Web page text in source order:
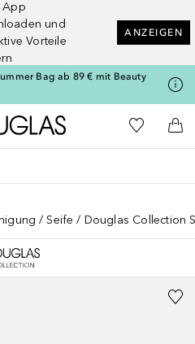
App
und
Vorteile
ANZEIGEN
Bag ab 89 € mit Beauty
Zur Douglas Startseite
Zu Meiner
Seife Douglas Collection